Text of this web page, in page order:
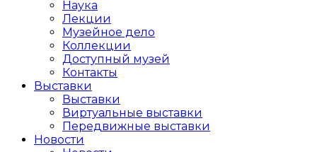
Наука
Лекции
Музейное дело
Коллекции
Доступный музей
Контакты
Выставки
Выставки
Виртуальные выставки
Передвижные выставки
Новости